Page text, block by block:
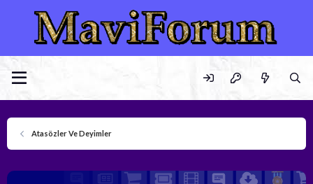
Atasözler Ve Deyimler